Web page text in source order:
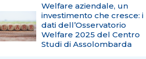
Welfare aziendale, un
investimento che cresce: i
dati dell’Osservatorio
Welfare 2025 del Centro
Studi di Assolombarda